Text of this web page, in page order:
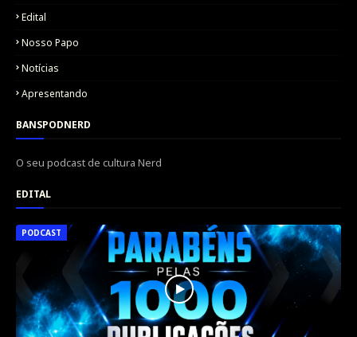
Edital
Nosso Papo
Notícias
Apresentando
BANSPODNERD
O seu podcast de cultura Nerd
EDITAL
PODCAST